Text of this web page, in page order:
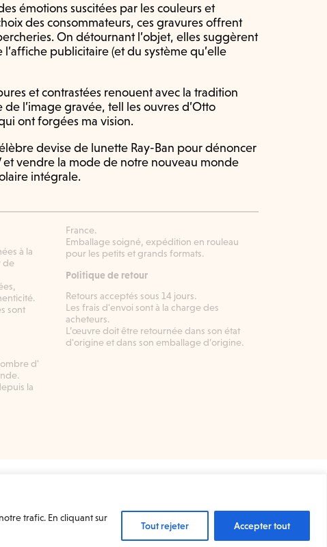
trafic. En cliquant sur
Tout rejeter Accepter tout
émotions suscitées par les couleurs et
des consommateurs, ces gravures offrent
On détournant l’objet, elles suggèrent
publicitaire (et du système qu’elle
et contrastées renouent avec la tradition
l’image gravée, tell les ouvres d’Otto
qui ont forgées ma vision.
devise de lunette Ray-Ban pour dénoncer
et vendre la mode de notre nouveau monde
intégrale.
à la
de
sont
d'
la
France.
Emballage soigné, expédition en rouleau
pour les petits et grands formats.
Politique de retour
Retours acceptés sous 14 jours.
Les frais d'envoi sont à la charge des
acheteurs.
L’œuvre doit être retournée dans son état
d'origine et dans son emballage d’origine.
Conditions Générales d’utilisation (Vendeur)
Charte de données personnelles et de confidentialité